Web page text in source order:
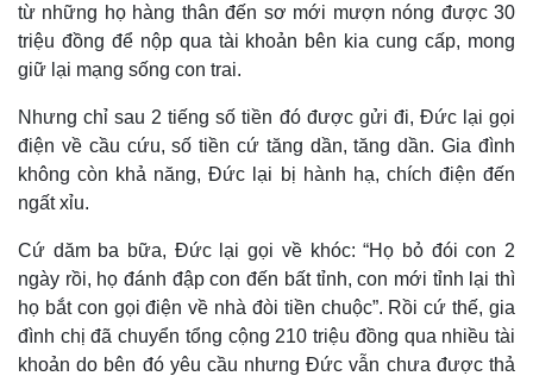
Bất động sản
Khởi nghiệp
Giá vàng
Tiêu dùng
Tỷ giá
từ những họ hàng thân đến sơ mới mượn nóng được 30
triệu đồng để nộp qua tài khoản bên kia cung cấp, mong
giữ lại mạng sống con trai.
Nhưng chỉ sau 2 tiếng số tiền đó được gửi đi, Đức lại gọi
điện về cầu cứu, số tiền cứ tăng dần, tăng dần. Gia đình
không còn khả năng, Đức lại bị hành hạ, chích điện đến
ngất xỉu.
Cứ dăm ba bữa, Đức lại gọi về khóc: “Họ bỏ đói con 2
ngày rồi, họ đánh đập con đến bất tỉnh, con mới tỉnh lại thì
họ bắt con gọi điện về nhà đòi tiền chuộc”. Rồi cứ thế, gia
đình chị đã chuyển tổng cộng 210 triệu đồng qua nhiều tài
khoản do bên đó yêu cầu nhưng Đức vẫn chưa được thả